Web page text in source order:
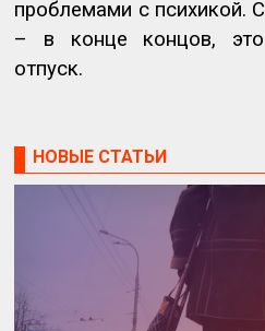
проблемами с психикой.
– в конце концов,
отпуск.
НОВЫЕ СТАТЬИ